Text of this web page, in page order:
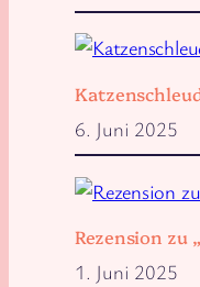
6. Juni 2025
Rezension zu
1. Juni 2025